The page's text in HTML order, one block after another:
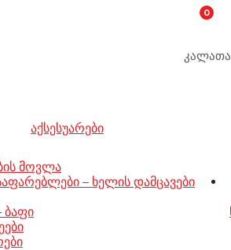
0
აქსესუარები
მოვლა
– ხელის დამცავები
ბაფი